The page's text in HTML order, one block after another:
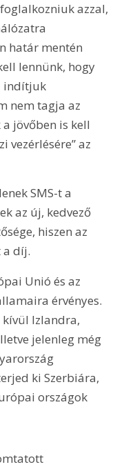
azzal,
határ mentén
lennünk, hogy
indítjuk
nem tagja az
jövőben is kell
vezérlésére” az
SMS-t a
az új, kedvező
hiszen az
a díj.
Unió és az
érvényes.
Izlandra,
jelenleg még
ki Szerbiára,
országok